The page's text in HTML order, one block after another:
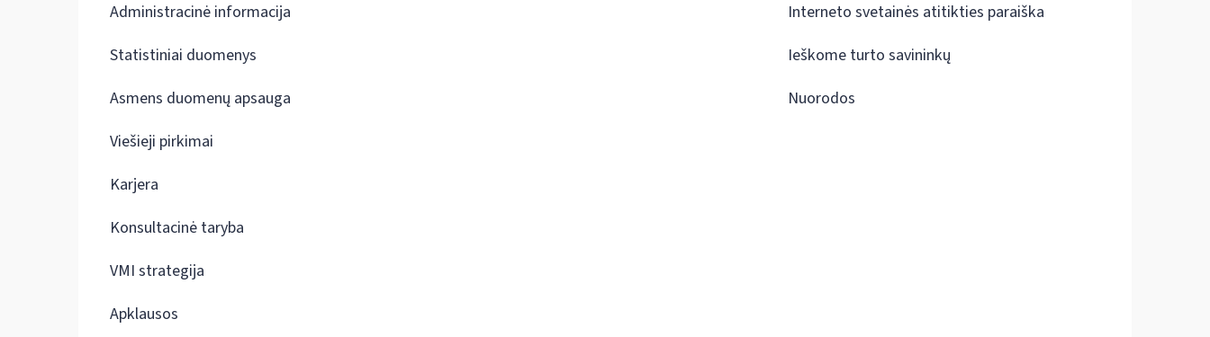
Administracinė informacija
Statistiniai duomenys
Asmens duomenų apsauga
Viešieji pirkimai
Karjera
Konsultacinė taryba
VMI strategija
Apklausos
Interneto svetainės atitikties paraiška
Ieškome turto savininkų
Nuorodos